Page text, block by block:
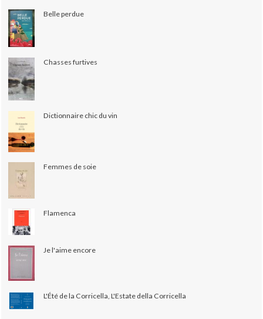
Belle perdue
Chasses furtives
Dictionnaire chic du vin
Femmes de soie
Flamenca
Je l'aime encore
L'Été de la Corricella, L'Estate della Corricella